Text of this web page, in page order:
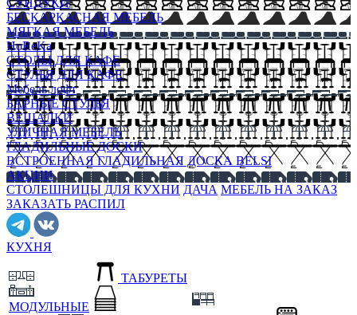
СУНДУКИ
БЕСКАРКАСНАЯ МЕБЕЛЬ
МЯГКАЯ МЕБЕЛЬ
HoReKa
СТОЛЫ ДЛЯ КАФЕ
СТУЛЬЯ ДЛЯ КАФЕ
Мебель лофт
БАРНЫЕ СТУЛЬЯ
ВЕШАЛКИ
УЛИЧНАЯ МЕБЕЛЬ
ГЛАДИЛЬНЫЕ ДОСКИ
ВСТРОЕННАЯ ГЛАДИЛЬНАЯ ДОСКА BELSI
АКЦИИ
СТОЛЕШНИЦЫ ДЛЯ КУХНИ ДАЧА МЕБЕЛЬ НА ЗАКАЗ
ЗАКАЗАТЬ РАСПИЛ
КУХНЯ
МОДУЛЬНЫЕ
ТАБУРЕТЫ